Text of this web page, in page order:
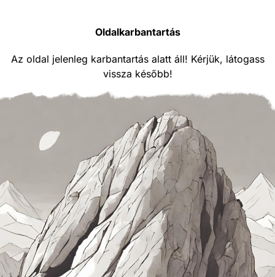
Oldalkarbantartás
Az oldal jelenleg karbantartás alatt áll! Kérjük, látogass
vissza később!